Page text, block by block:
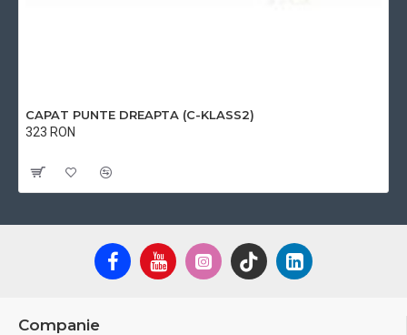
CAPAT PUNTE DREAPTA (C-KLASS2)
323 RON
Companie